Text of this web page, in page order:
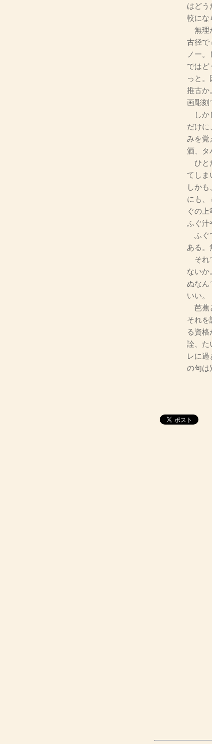
はどう
較にな
無理
古径で
ノー
ではど
っと
推古か
画彫刻
しか
だけに
みを覚
酒、タ
ひと
てしま
しか
にも、
ぐの上
ふぐ汁
ふぐ
ある。
それ
ないか
ぬなん
いい。
芭蕉
それを
る資
詮、た
レに
の句は